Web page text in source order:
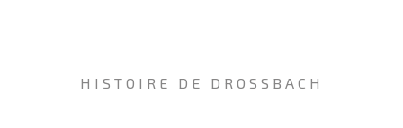
HISTOIRE DE DROSSBACH